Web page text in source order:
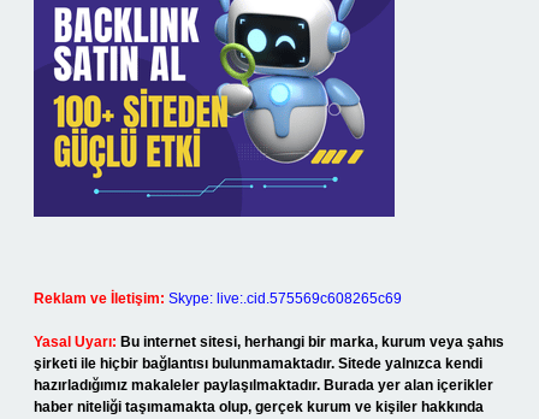
Reklam ve İletişim: Skype: live:.cid.575569c608265c69
Yasal Uyarı: Bu internet sitesi, herhangi bir marka, kurum veya şahıs
şirketi ile hiçbir bağlantısı bulunmamaktadır. Sitede yalnızca kendi
hazırladığımız makaleler paylaşılmaktadır. Burada yer alan içerikler
haber niteliği taşımamakta olup, gerçek kurum ve kişiler hakkında